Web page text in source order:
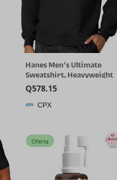
Hanes Men’s Ultimate
Sweatshirt, Heavyweight
Fleece Sweatshirt,
Crewneck Pullover for Men
Q578.15
CPX
Oferta